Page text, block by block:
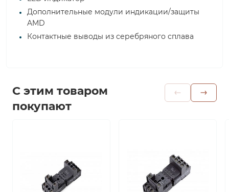
Дополнительные модули индикации/защиты
AMD
Контактные выводы из серебряного сплава
С этим товаром
покупают